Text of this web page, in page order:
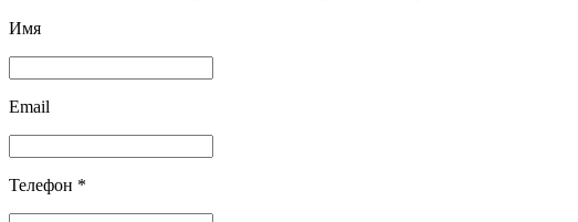
Имя
Email
Телефон *